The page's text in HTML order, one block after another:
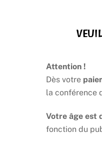
Attention !
Dès votre
la conférence
Votre âge est
fonction du